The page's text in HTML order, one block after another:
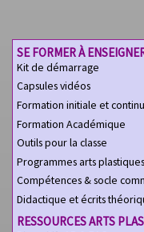
SE FORMER À
Kit de démarrage
Capsules vidéos
Formation initiale et
Formation Académique
Outils pour la classe
Programmes arts plastiques
Compétences & socle
Didactique et écrits
RESSOURCES ARTS